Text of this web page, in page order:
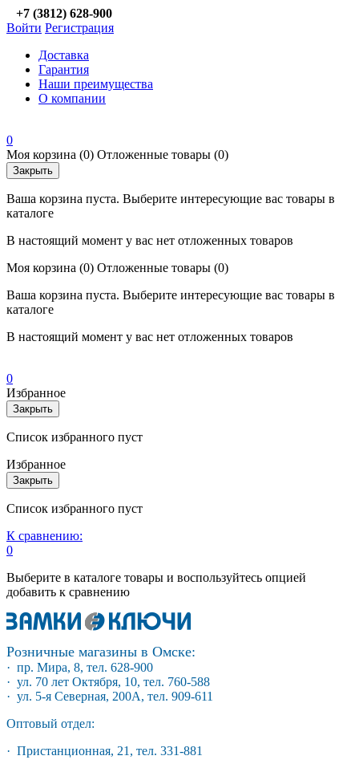
+7 (3812) 628-900
Войти Регистрация
Доставка
Гарантия
Наши преимущества
О компании
0
Моя корзина (0) Отложенные товары (0)
Закрыть
Ваша корзина пуста. Выберите интересующие вас товары в
каталоге
В настоящий момент у вас нет отложенных товаров
Моя корзина (0) Отложенные товары (0)
Ваша корзина пуста. Выберите интересующие вас товары в
каталоге
В настоящий момент у вас нет отложенных товаров
0
Избранное
Закрыть
Список избранного пуст
Избранное
Закрыть
Список избранного пуст
К сравнению:
0
Выберите в каталоге товары и воспользуйтесь опцией
добавить к сравнению
Розничные магазины в Омске:
· пр. Мира, 8, тел. 628-900
· ул. 70 лет Октября, 10, тел. 760-588
· ул. 5-я Северная, 200А, тел. 909-611
Оптовый отдел:
· Пристанционная, 21, тел. 331-881